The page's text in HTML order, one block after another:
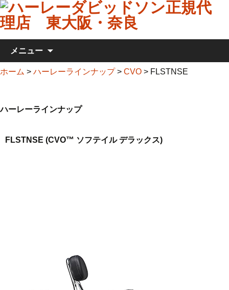
メニュー
ホーム > ハーレーラインナップ> CVO > FLSTNSE
ハーレーラインナップ
FLSTNSE (CVO™ ソフテイル デラックス)